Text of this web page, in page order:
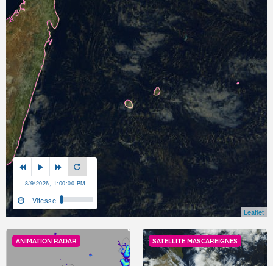
8/9/2026, 1:00:00 PM
Vitesse
Leaflet
ANIMATION RADAR SATELLITE MASCAREIGNES